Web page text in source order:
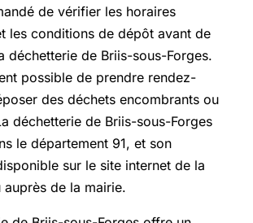
de vérifier les horaires
les conditions de dépôt avant de
déchetterie de Briis-sous-Forges.
possible de prendre rendez-
des déchets encombrants ou
déchetterie de Briis-sous-Forges
le département 91, et son
sur le site internet de la
de la mairie.